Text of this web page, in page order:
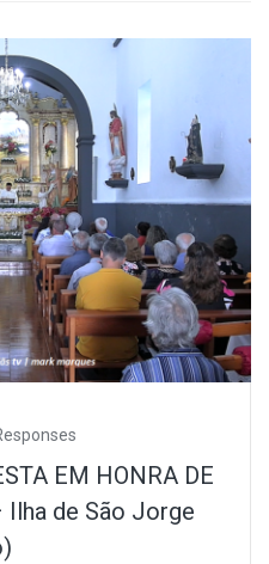
EM HONRA DE
Ilha de São Jorge